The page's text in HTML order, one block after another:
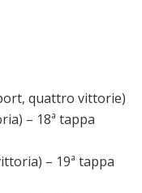
quattro vittorie)
– 18ª tappa
– 19ª tappa